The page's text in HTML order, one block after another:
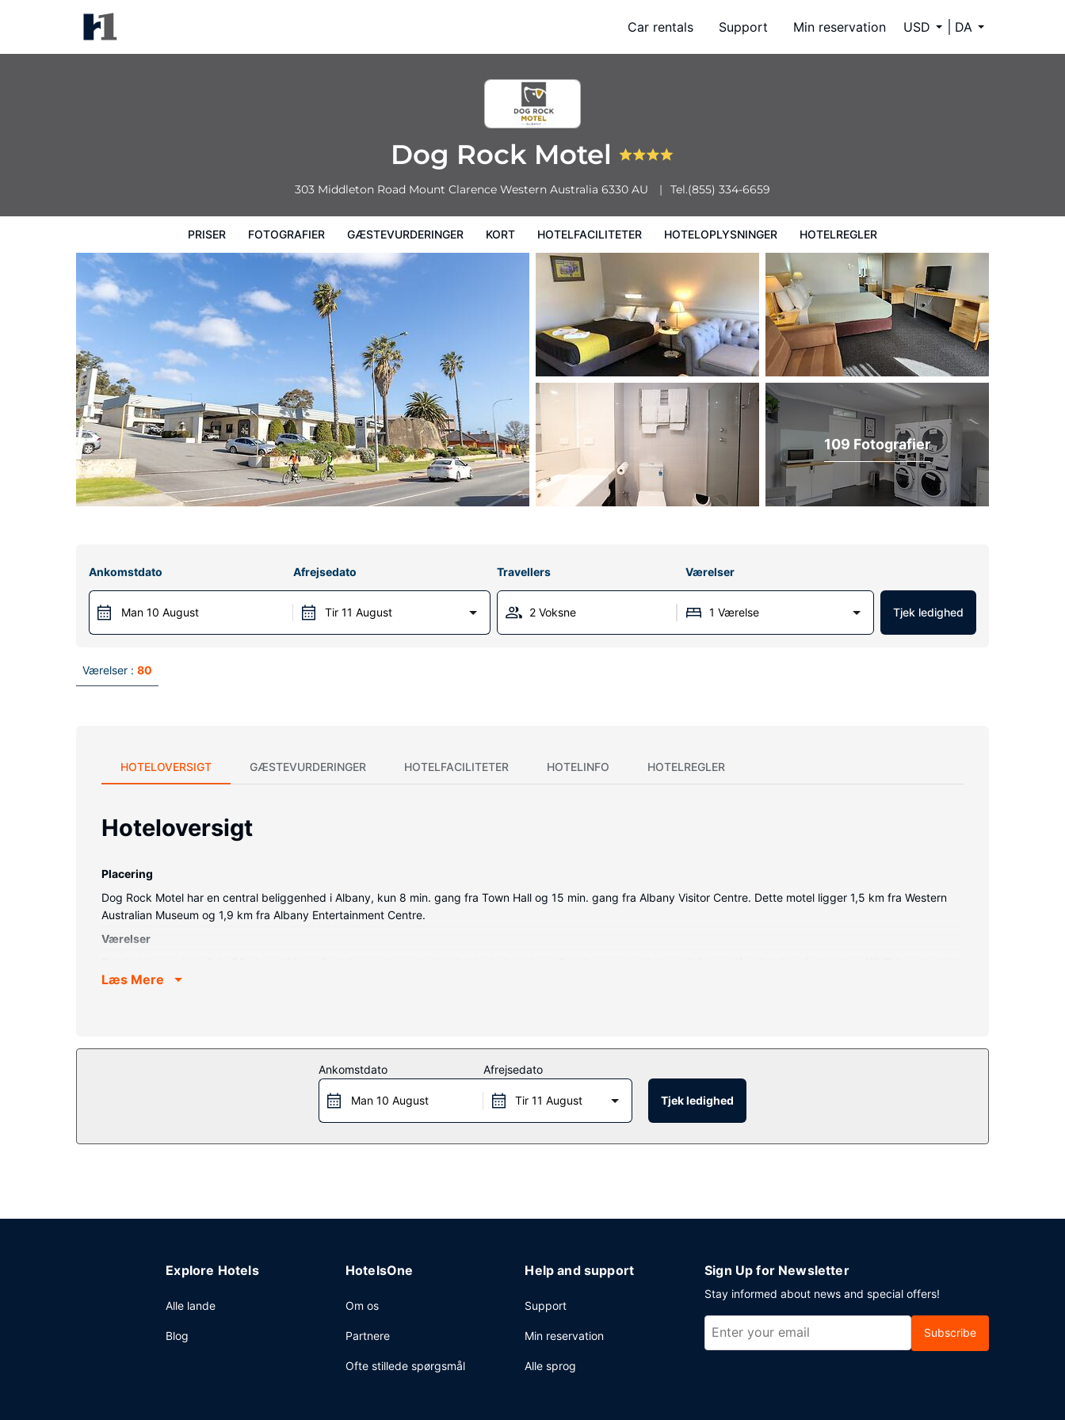
Car rentals Support Min reservation USD DA
Dog Rock Motel
303 Middleton Road Mount Clarence Western Australia 6330 AU Tel.(855) 334-6659
PRISER FOTOGRAFIER GÆSTEVURDERINGER KORT HOTELFACILITETER HOTELOPLYSNINGER HOTELREGLER
Hotelregler
109 Fotografier
Ankomstdato
Man 10 August
Afrejsedato
Tir 11 August
Travellers Værelser
2 Voksne 1 Værelse Tjek ledighed
Værelser : 80
HOTELOVERSIGT GÆSTEVURDERINGER HOTELFACILITETER HOTELINFO HOTELREGLER
Hoteloversigt
Placering
Dog Rock Motel har en central beliggenhed i Albany, kun 8 min. gang fra Town Hall og 15 min. gang fra Albany Visitor Centre. Dette motel ligger 1,5 km fra Western
Australian Museum og 1,9 km fra Albany Entertainment Centre.
Værelser
komme på nettet, og satellitkanaler sørger for underholdningen. Badeværelserne har bruser og hårtørrer. Faciliteter inkluderer telefoner og kaffe-/temaskiner.
Restaurant
Få en bid mad på Lime 303 Restaurant, en restaurant, hvor du kan nyde en drink i baren/loungen, eller bliv på værelset, hvor der er mulighed for roomservice (i et
begrænset antal timer). Kontinental morgenmad serveres på hverdage fra kl. 06.30 til kl. 10.00 og i weekenderne fra kl. 07.30 til kl. 10.00 mod et gebyr.
Læs Mere
Ankomstdato
Man 10 August
Afrejsedato
Tir 11 August Tjek ledighed
Explore Hotels
Alle lande
Blog
HotelsOne
Om os
Partnere
Ofte stillede spørgsmål
Help and support
Support
Min reservation
Alle sprog
Sign Up for Newsletter
Stay informed about news and special offers!
Subscribe